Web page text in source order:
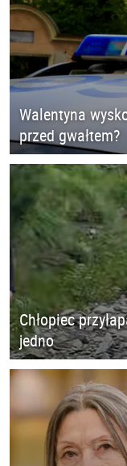
Walentyna
przed gwałtem?
Chłopiec
jedno